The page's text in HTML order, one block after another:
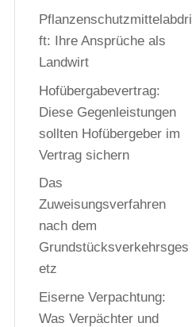
Pflanzenschutzmittelabdri
ft: Ihre Ansprüche als
Landwirt
Hofübergabevertrag:
Diese Gegenleistungen
sollten Hofübergeber im
Vertrag sichern
Das
Zuweisungsverfahren
nach dem
Grundstücksverkehrsges
etz
Eiserne Verpachtung:
Was Verpächter und